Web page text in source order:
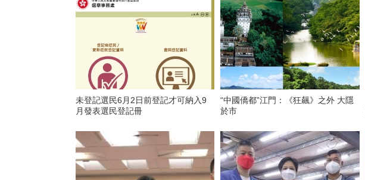
未登記選民6月2日前登記才可納入9
月發表選民登記冊
“中國僑都”江門：《狂飆》之外 大隱
於市